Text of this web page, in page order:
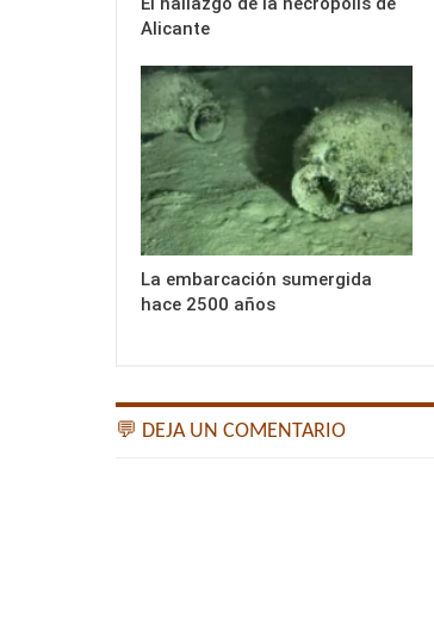
Alicante
La embarcación sumergida
hace 2500 años
💬 DEJA UN COMENTARIO